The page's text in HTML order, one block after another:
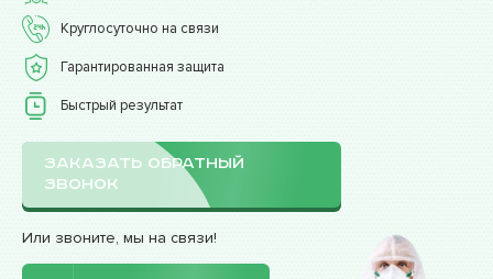
Круглосуточно на связи
Гарантированная защита
Быстрый результат
ЗАКАЗАТЬ ОБРАТНЫЙ
ЗВОНОК
Или звоните, мы на связи!